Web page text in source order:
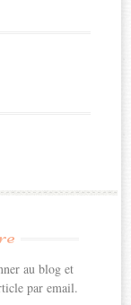
au blog et
par email.